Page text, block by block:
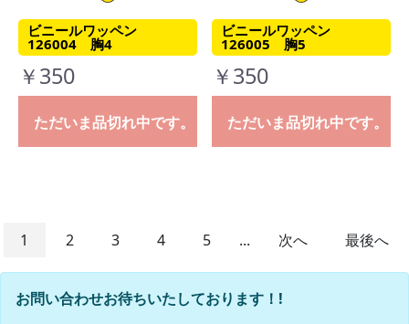
ビニールワッペン
126004 胸4
￥350
ただいま品切れ中です。
ビニールワッペン
126005 胸5
￥350
ただいま品切れ中です。
1 2 3 4 5 ... 次へ 最後へ
お問い合わせお待ちいたしております！!